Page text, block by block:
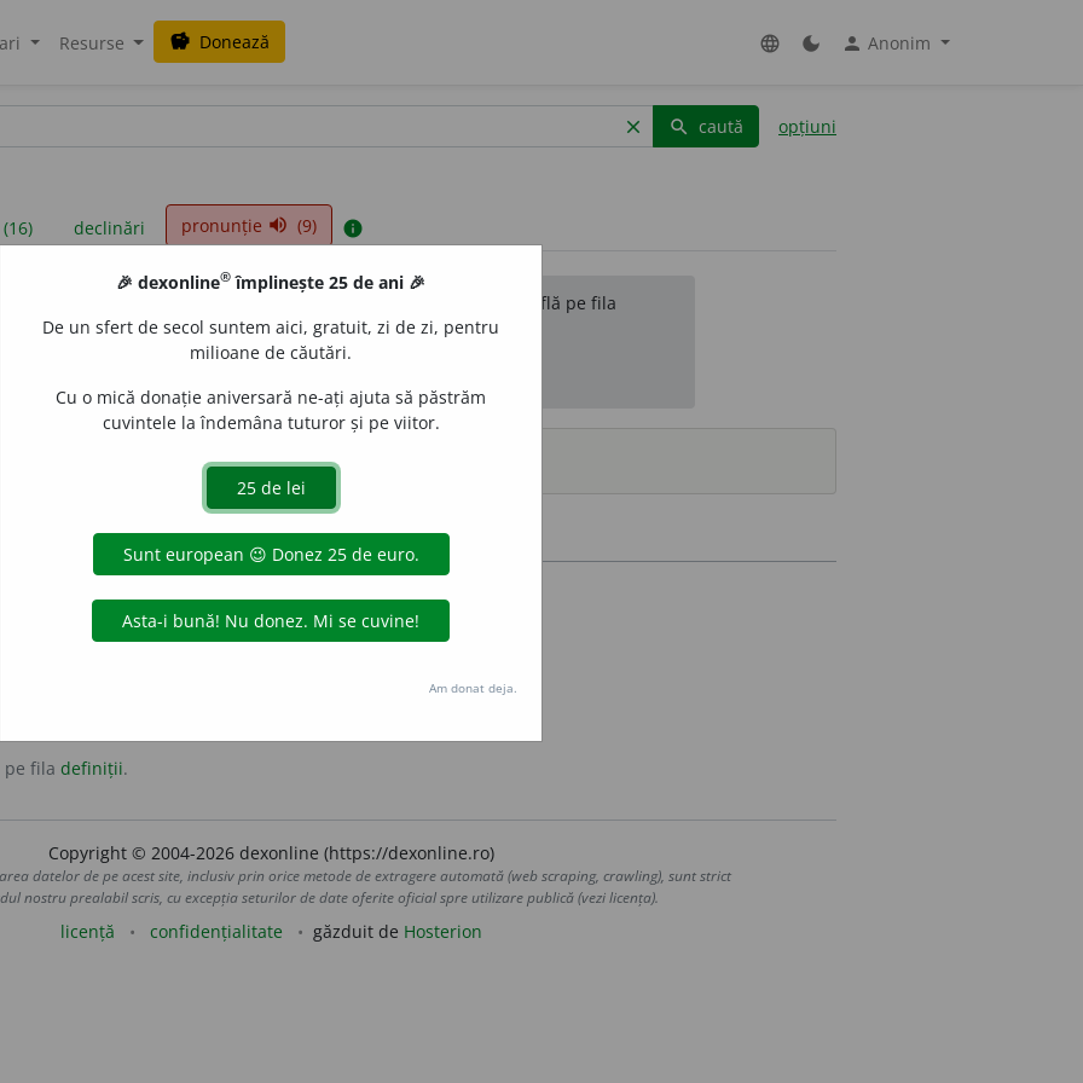
Resurse savings Donează language dark_mode person Anonim
clear search caută opțiuni
declinări pronunție volume_up (9) info
sunt compilate de echipa dexonline. Definițiile originale se află pe fila
reordona filele pe pagina depreferințe.
surse
adjectiv
orice.
pe fila definiții.
Copyright © 2004-2026 dexonline (https://dexonline.ro)
datelor de pe acest site, inclusiv prin orice metode de extragere automată (web scraping, crawling), sunt strict
nostru prealabil scris, cu excepția seturilor de date oferite oficial spre utilizare publică (vezi licența).
licență confidențialitate găzduit de Hosterion
🎉 dexonline® împlinește 25 de ani 🎉
De un sfert de secol suntem aici, gratuit, zi de zi, pentru
milioane de căutări.
Cu o mică donație aniversară ne-ați ajuta să păstrăm
cuvintele la îndemâna tuturor și pe viitor.
Am donat deja.